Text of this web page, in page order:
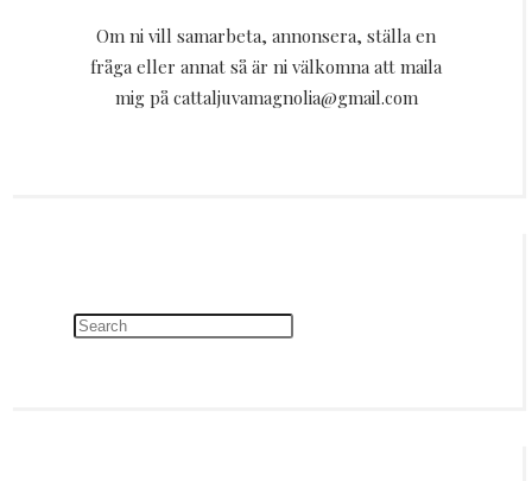
Om ni vill samarbeta, annonsera, ställa en
fråga eller annat så är ni välkomna att maila
mig på cattaljuvamagnolia@gmail.com